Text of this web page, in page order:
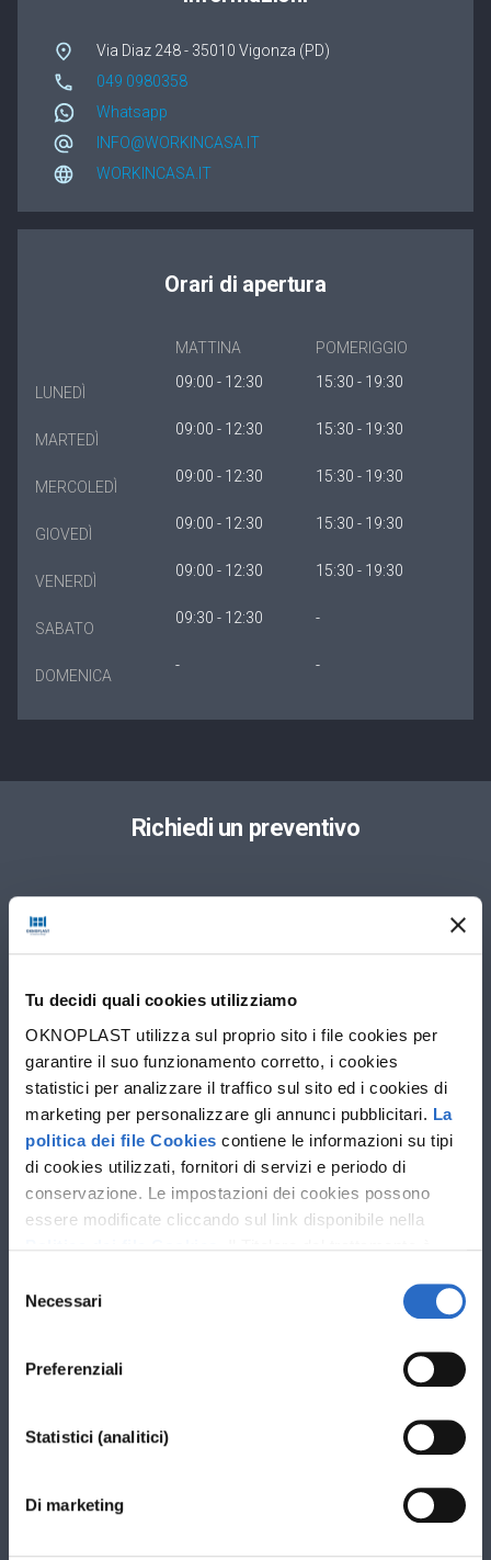
Tu decidi quali cookies utilizziamo
OKNOPLAST utilizza sul proprio sito i file cookies per
garantire il suo funzionamento corretto, i cookies
statistici per analizzare il traffico sul sito ed i cookies di
marketing per personalizzare gli annunci pubblicitari. La
politica dei file Cookies contiene le informazioni su tipi
di cookies utilizzati, fornitori di servizi e periodo di
conservazione. Le impostazioni dei cookies possono
essere modificate cliccando sul link disponibile nella
trattamento dei dati personali e sui diritti che ti spettano
delNecessari
Preferenziali
Statistici (analitici)
Di marketing
Winergetic Premium Passive
Finestra a bilico
Via Diaz 248 - 35010 Vigonza (PD)
049 0980358
Whatsapp
INFO@WORKINCASA.IT
WORKINCASA.IT
Orari di apertura
MATTINA POMERIGGIO
LUNEDÌ
09:00 - 12:30 15:30 - 19:30
MARTEDÌ
09:00 - 12:30 15:30 - 19:30
MERCOLEDÌ
09:00 - 12:30 15:30 - 19:30
GIOVEDÌ
09:00 - 12:30 15:30 - 19:30
VENERDÌ
09:00 - 12:30 15:30 - 19:30
SABATO
09:30 - 12:30 -
DOMENICA
- -
Richiedi un preventivo
Progettista
I campi contrassegnati con * sono obbligatori.
Stai cercando nuovi infissi per: *